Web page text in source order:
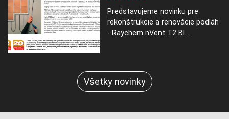
Predstavujeme novinku pre
rekonštrukcie a renovácie podláh
- Raychem nVent T2 Bl...
Všetky novinky